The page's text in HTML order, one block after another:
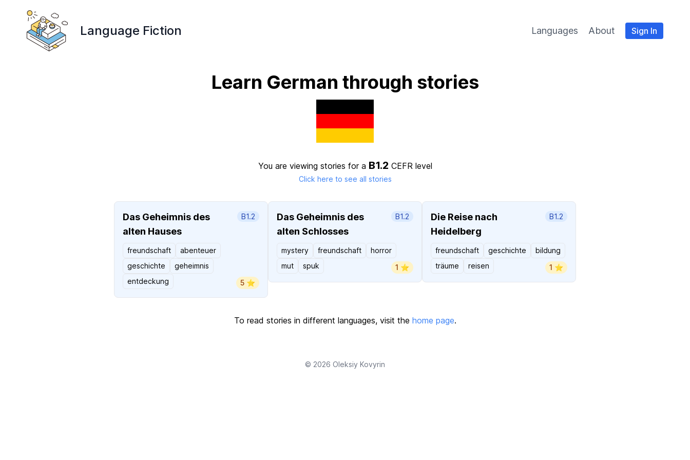
Language Fiction Languages About Sign In
Learn German through stories
You are viewing stories for a B1.2 CEFR level
Click here to see all stories
Das Geheimnis des
alten Hauses
B1.2
freundschaft
abenteuer
geschichte
geheimnis
entdeckung
5 ⭐️
Das Geheimnis des
alten Schlosses
B1.2
mystery freundschaft
horror
mut
spuk 1 ⭐️
Die Reise nach
Heidelberg
B1.2
freundschaft geschichte
bildung
träume
reisen 1 ⭐️
To read stories in different languages, visit the home page.
© 2026 Oleksiy Kovyrin